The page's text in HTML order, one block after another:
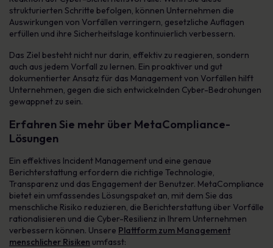
strukturierten Schritte befolgen, können Unternehmen die
Auswirkungen von Vorfällen verringern, gesetzliche Auflagen
erfüllen und ihre Sicherheitslage kontinuierlich verbessern.
Das Ziel besteht nicht nur darin, effektiv zu reagieren, sondern
auch aus jedem Vorfall zu lernen. Ein proaktiver und gut
dokumentierter Ansatz für das Management von Vorfällen hilft
Unternehmen, gegen die sich entwickelnden Cyber-Bedrohungen
gewappnet zu sein.
Erfahren Sie mehr über MetaCompliance-
Lösungen
Ein effektives Incident Management und eine genaue
Berichterstattung erfordern die richtige Technologie,
Transparenz und das Engagement der Benutzer. MetaCompliance
bietet ein umfassendes Lösungspaket an, mit dem Sie das
menschliche Risiko reduzieren, die Berichterstattung über Vorfälle
rationalisieren und die Cyber-Resilienz in Ihrem Unternehmen
verbessern können. Unsere Plattform zum Management
menschlicher Risiken umfasst: